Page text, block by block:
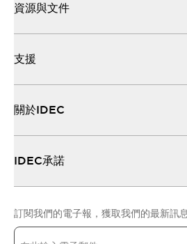
資源與文件
支援
關於IDEC
IDEC承諾
訂閱我們的電子報，獲取我們的最新訊